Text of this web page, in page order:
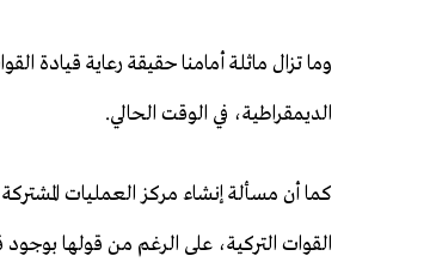
وما تزال ماثلة أمامنا حقيقة رعاية قيادة
الديمقراطية، في الوقت الحالي.
كما أن مسألة إنشاء مركز العمليات
القوات التركية، على الرغم من قولها